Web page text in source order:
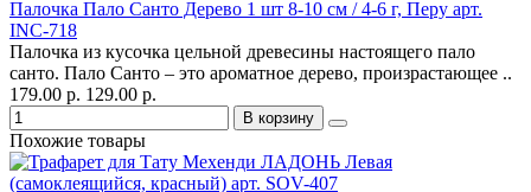
Палочка Пало Санто Дерево 1 шт 8-10 см / 4-6 г, Перу арт.
INC-718
Палочка из кусочка цельной древесины настоящего пало
санто. Пало Санто – это ароматное дерево, произрастающее ..
179.00 р. 129.00 р.
В корзину
Похожие товары